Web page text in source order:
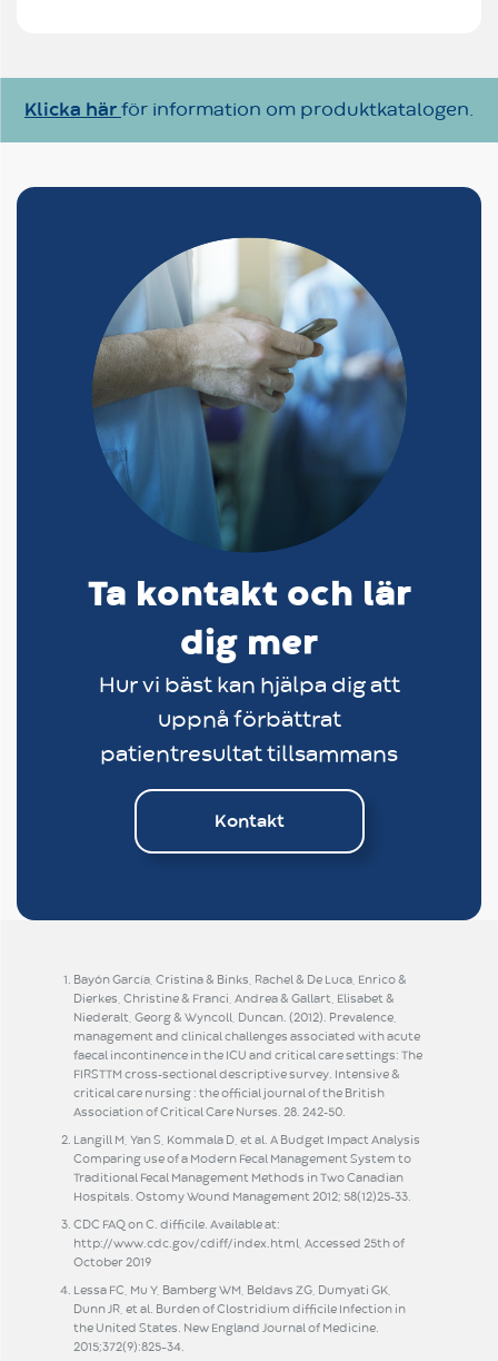
Klicka här för information om produktkatalogen.
Ta kontakt och lär
dig mer
Hur vi bäst kan hjälpa dig att
uppnå förbättrat
patientresultat tillsammans
Kontakt
Bayón García, Cristina & Binks, Rachel & De Luca, Enrico &
Dierkes, Christine & Franci, Andrea & Gallart, Elisabet &
Niederalt, Georg & Wyncoll, Duncan. (2012). Prevalence,
management and clinical challenges associated with acute
faecal incontinence in the ICU and critical care settings: The
FIRSTTM cross-sectional descriptive survey. Intensive &
critical care nursing : the official journal of the British
Association of Critical Care Nurses. 28. 242-50.
Langill M, Yan S, Kommala D, et al. A Budget Impact Analysis
Comparing use of a Modern Fecal Management System to
Traditional Fecal Management Methods in Two Canadian
Hospitals. Ostomy Wound Management 2012; 58(12)25-33.
CDC FAQ on C. difficile. Available at:
http://www.cdc.gov/cdiff/index.html, Accessed 25th of
October 2019
Lessa FC, Mu Y, Bamberg WM, Beldavs ZG, Dumyati GK,
Dunn JR, et al. Burden of Clostridium difficile Infection in
the United States. New England Journal of Medicine.
2015;372(9):825–34.